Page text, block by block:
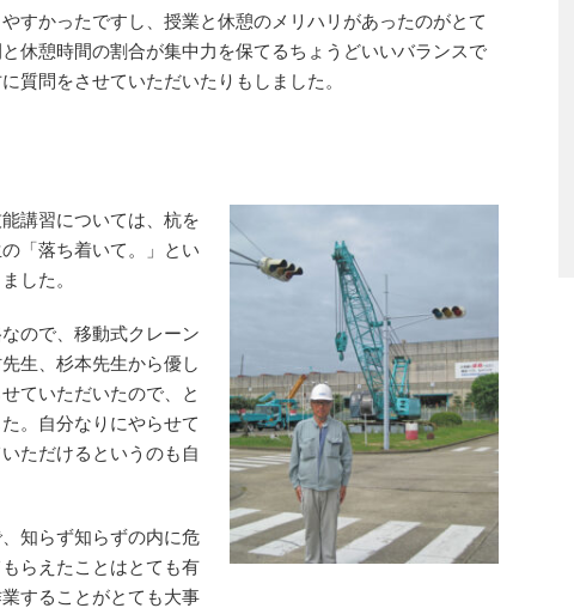
すかったですし、授業と休憩のメリハリがあったのがとて
休憩時間の割合が集中力を保てるちょうどいいバランスで
質問をさせていただいたりもしました。
講習については、杭を
「落ち着いて。」とい
した。
ので、移動式クレーン
生、杉本先生から優し
ていただいたので、と
。自分なりにやらせて
ただけるというのも自
知らず知らずの内に危
らえたことはとても有
することがとても大事